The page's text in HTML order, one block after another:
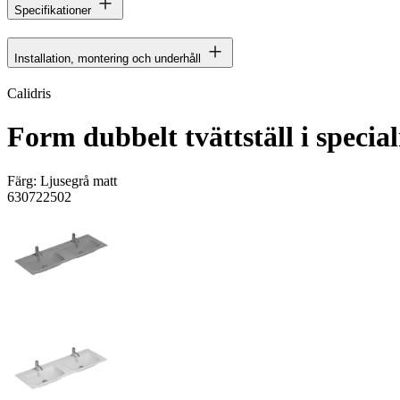
Specifikationer
Installation, montering och underhåll
Calidris
Form dubbelt tvättställ i
Färg: Ljusegrå matt
630722502